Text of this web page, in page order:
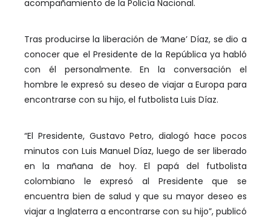
acompañamiento de la Policía Nacional.
Tras producirse la liberación de ‘Mane’ Díaz, se dio a
conocer que el Presidente de la República ya habló
con él personalmente. En la conversación el
hombre le expresó su deseo de viajar a Europa para
encontrarse con su hijo, el futbolista Luis Díaz.
“El Presidente, Gustavo Petro, dialogó hace pocos
minutos con Luis Manuel Díaz, luego de ser liberado
en la mañana de hoy. El papá del futbolista
colombiano le expresó al Presidente que se
encuentra bien de salud y que su mayor deseo es
viajar a Inglaterra a encontrarse con su hijo”, publicó